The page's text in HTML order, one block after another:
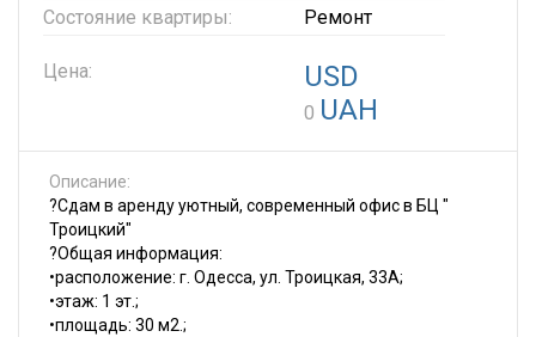
Состояние квартиры:
Ремонт
Цена: USD
0 UAH
Описание:
?Сдам в аренду уютный, современный офис в БЦ "
Троицкий"
?Общая информация:
•расположение: г. Одесса, ул. Троицкая, 33А;
•этаж: 1 эт.;
•площадь: 30 м2.;